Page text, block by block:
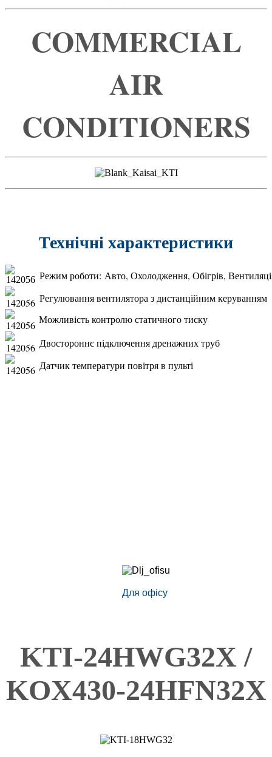
COMMERCIAL
AIR
CONDITIONERS
Технічні характеристики
Режим роботи: Авто, Охолодження, Обігрів,
Регулювання вентилятора з дистанційним керуванням
Можливість контролю статичного тиску
Двостороннє підключення дренажних труб
Датчик температури повітря в пульті
Для офісу
KTI-24HWG32X /
KOX430-24HFN32X